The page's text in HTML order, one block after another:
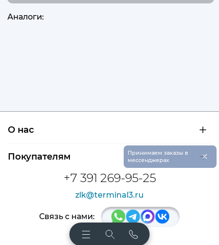
Аналоги:
+7 391 269-95-25
zlk@terminal3.ru
О нас
Сертификаты на продукцию
Покупателям
Доставка и оплата
Расшифровка маркировки подшипников
Связь с нами:
Принимаем заказы в
мессенджерах
×